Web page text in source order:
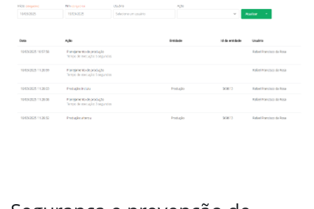
Validações na produção
ENTRAR